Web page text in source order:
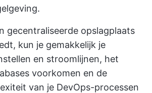
gecentraliseerde opslagplaats
kun je gemakkelijk je
en stroomlijnen, het
voorkomen en de
van je DevOps-processen